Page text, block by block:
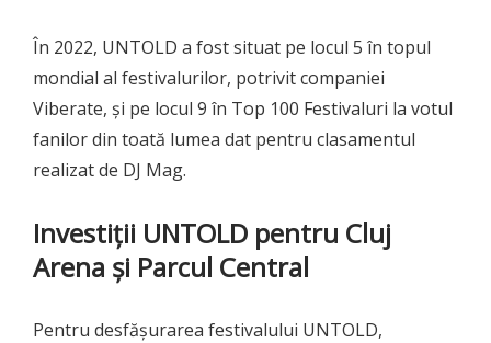
În 2022, UNTOLD a fost situat pe locul 5 în topul
mondial al festivalurilor, potrivit companiei
Viberate, și pe locul 9 în Top 100 Festivaluri la votul
fanilor din toată lumea dat pentru clasamentul
realizat de DJ Mag.
Investiții UNTOLD pentru Cluj
Arena și Parcul Central
Pentru desfășurarea festivalului UNTOLD,